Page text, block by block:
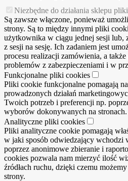
Niezbędne do działania sklepu
Są zawsze włączone, ponieważ
strony. Są to między innymi pliki
użytkownika w ciągu jednej sesji lub,
z sesji na sesję. Ich zadaniem jest
procesu realizacji zamówienia, a
problemów z zabezpieczeniami i w
Funkcjonalne pliki cookies
Pliki cookie funkcjonalne pomagają
prowadzonych działań
Twoich potrzeb i preferencji np.
wyborów dokonywanych na stronach.
Analityczne pliki cookies
Pliki analityczne cookie pomagają
w jaki sposób odwiedzający wchodzi
poprzez anonimowe zbieranie i
cookies pozwala nam mierzyć ilość
źródłach ruchu, dzięki czemu
strony.